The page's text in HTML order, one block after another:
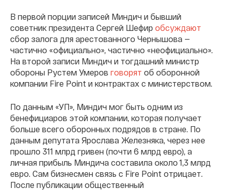
В первой порции записей Миндич и бывший
советник президента Сергей Шефир обсуждают
сбор залога для арестованного Чернышова —
частично «официально», частично «неофициально».
На второй записи Миндич и тогдашний министр
обороны Рустем Умеров говорят об оборонной
компании Fire Point и контрактах с министерством.
По данным «УП», Миндич мог быть одним из
бенефициаров этой компании, которая получает
больше всего оборонных подрядов в стране. По
данным депутата Ярослава Железняка, через нее
прошло 311 млрд гривен (почти 6 млрд евро), а
личная прибыль Миндича составила около 1,3 млрд
евро. Сам бизнесмен связь с Fire Point отрицает.
После публикации общественный